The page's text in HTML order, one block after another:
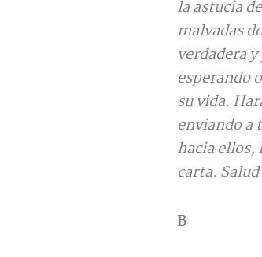
la astucia
malvadas
verdadera
esperando
su vida.
enviando a
hacia ellos,
carta.
B